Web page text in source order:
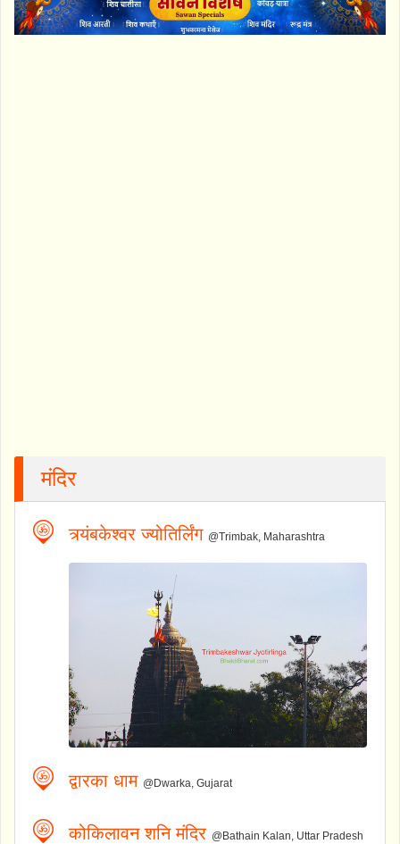
मंदिर
त्र्यंबकेश्वर ज्योतिर्लिंग @Trimbak, Maharashtra
द्वारका धाम @Dwarka, Gujarat
कोकिलावन शनि मंदिर @Bathain Kalan, Uttar Pradesh